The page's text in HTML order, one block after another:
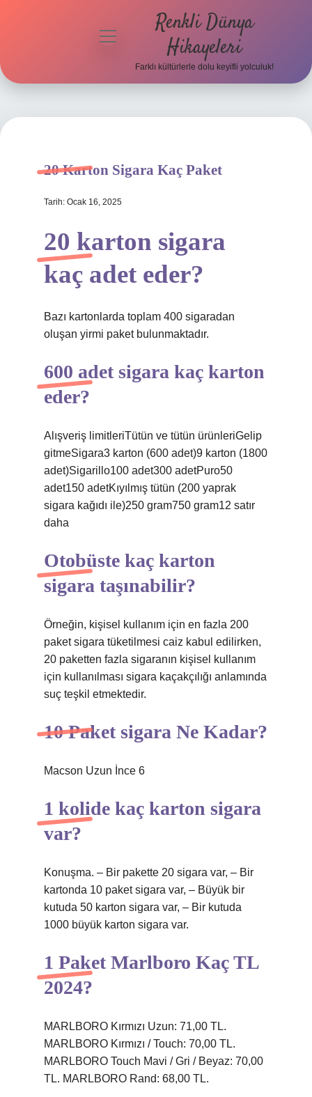
menüyü
Renkli Dünya
Hikayeleri
Farklı kültürlerle dolu keyifli yolculuk!
20 Karton Sigara Kaç Paket
Tarih: Ocak 16, 2025
20 karton sigara
kaç adet eder?
Bazı kartonlarda toplam 400 sigaradan
oluşan yirmi paket bulunmaktadır.
600 adet sigara kaç karton
eder?
Alışveriş limitleriTütün ve tütün ürünleriGelip
gitmeSigara3 karton (600 adet)9 karton (1800
adet)Sigarillo100 adet300 adetPuro50
adet150 adetKıyılmış tütün (200 yaprak
sigara kağıdı ile)250 gram750 gram12 satır
daha
Otobüste kaç karton
sigara taşınabilir?
Örneğin, kişisel kullanım için en fazla 200
paket sigara tüketilmesi caiz kabul edilirken,
20 paketten fazla sigaranın kişisel kullanım
için kullanılması sigara kaçakçılığı anlamında
suç teşkil etmektedir.
10 Paket sigara Ne Kadar?
Macson Uzun İnce 6
1 kolide kaç karton sigara
var?
Konuşma. – Bir pakette 20 sigara var, – Bir
kartonda 10 paket sigara var, – Büyük bir
kutuda 50 karton sigara var, – Bir kutuda
1000 büyük karton sigara var.
1 Paket Marlboro Kaç TL
2024?
MARLBORO Kırmızı Uzun: 71,00 TL.
MARLBORO Kırmızı / Touch: 70,00 TL.
MARLBORO Touch Mavi / Gri / Beyaz: 70,00
TL. MARLBORO Rand: 68,00 TL.